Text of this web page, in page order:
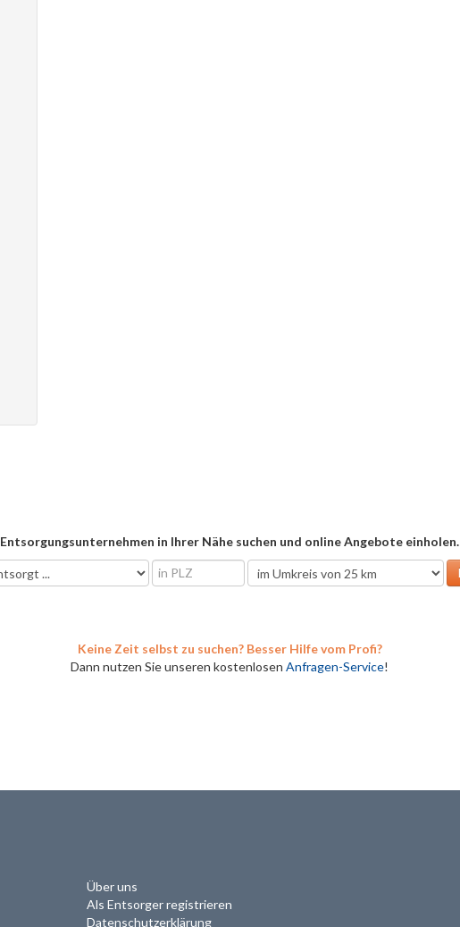
Entsorgungsunternehmen in Ihrer Nähe suchen und online Angebote einholen.
Keine Zeit selbst zu suchen? Besser Hilfe vom Profi?
Dann nutzen Sie unseren kostenlosen Anfragen-Service!
Über uns
Als Entsorger registrieren
Datenschutzerklärung